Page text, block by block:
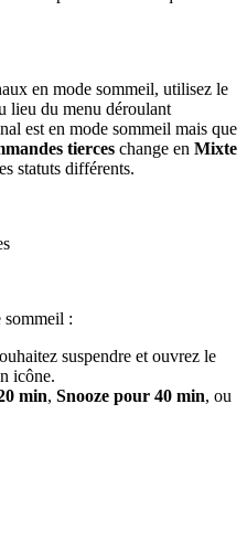
en mode sommeil, utilisez le
lieu du menu déroulant
est en mode sommeil mais que
tierces change en Mixte
statuts différents.
sommeil :
suspendre et ouvrez le
icône.
min, Snooze pour 40 min, ou